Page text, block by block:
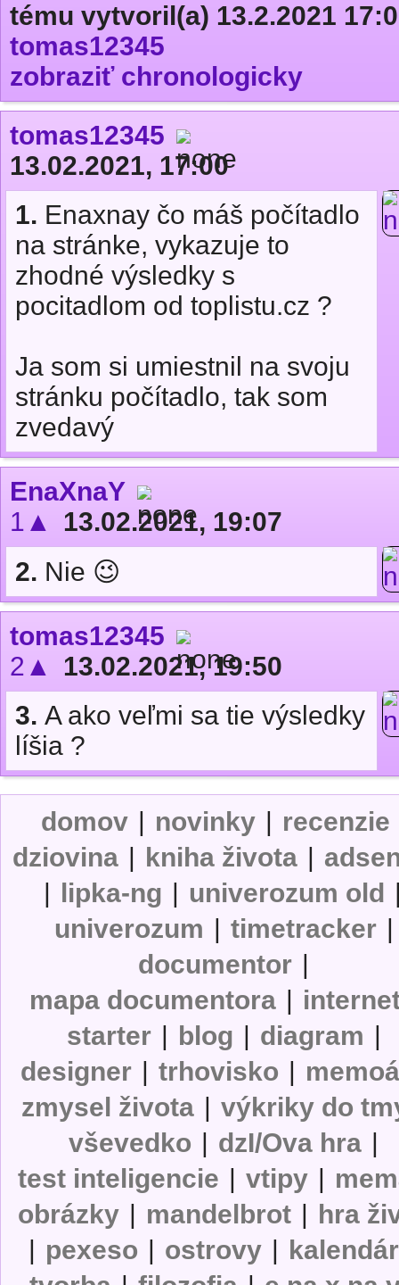
tému vytvoril(a) 13.2.2021
tomas12345
zobraziť chronologicky
tomas12345
13.02.2021, 17:00
1. Enaxnay čo máš počítadlo
na stránke, vykazuje to
zhodné výsledky s
pocitadlom od toplistu.cz ?
Ja som si umiestnil na svoju
stránku počítadlo, tak som
zvedavý
EnaXnaY
1▲
13.02.2021, 19:07
2. Nie 😉
tomas12345
2▲
13.02.2021, 19:50
3. A ako veľmi sa tie výsledky
líšia ?
domov | novinky | recenzie
dziovina | kniha života |
| lipka-ng | univerozum old
univerozum | timetracker |
documentor |
mapa documentora |
starter | blog | diagram |
designer | trhovisko |
zmysel života | výkriky do
vševedko | dzI/Ova hra |
test inteligencie | vtipy |
obrázky | mandelbrot | hra
| pexeso | ostrovy | kalendár